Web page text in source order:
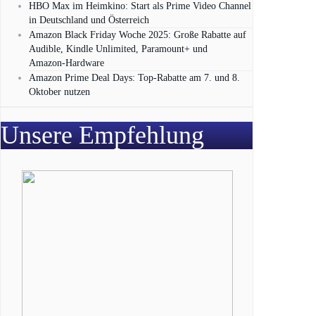
HBO Max im Heimkino: Start als Prime Video Channel
in Deutschland und Österreich
Amazon Black Friday Woche 2025: Große Rabatte auf
Audible, Kindle Unlimited, Paramount+ und
Amazon‑Hardware
Amazon Prime Deal Days: Top-Rabatte am 7. und 8.
Oktober nutzen
Unsere Empfehlung